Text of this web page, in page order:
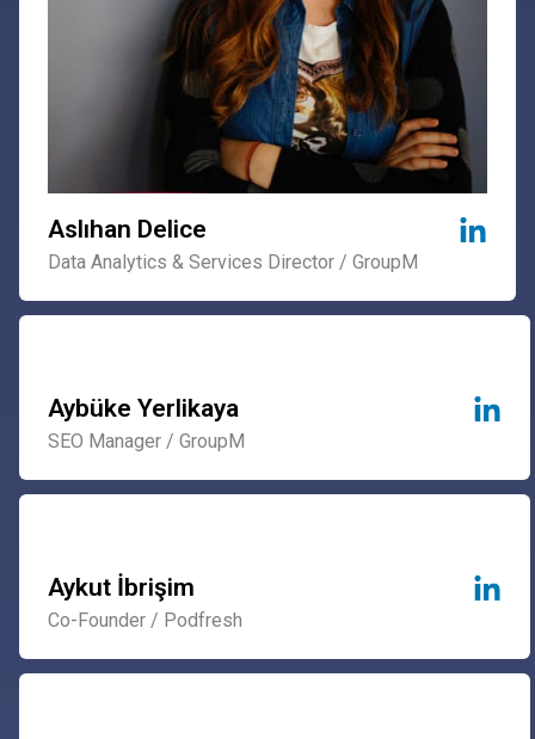
Aslıhan Delice
Data Analytics & Services Director / GroupM
Aybüke Yerlikaya
SEO Manager / GroupM
Aykut İbrişim
Co-Founder / Podfresh